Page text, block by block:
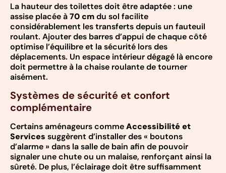
La hauteur des toilettes doit être adaptée : une
assise placée à70 cmdu sol facilite
considérablement les transferts depuis un fauteuil
roulant. Ajouter des barres d’appui de chaque côté
optimise l’équilibre et la sécurité lors des
déplacements. Un espace intérieur dégagé là encore
doit permettre à la chaise roulante de tourner
aisément.
Systèmes de sécurité et confort
complémentaire
Certains aménageurs commeAccessibilité et
Services suggèrent d’installer des « boutons
d’alarme » dans la salle de bain afin de pouvoir
signaler une chute ou un malaise, renforçant ainsi la
sûreté. De plus, l’éclairage doit être suffisamment